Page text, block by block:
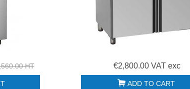
HT €2,800.00 VAT exc
ADD TO CART